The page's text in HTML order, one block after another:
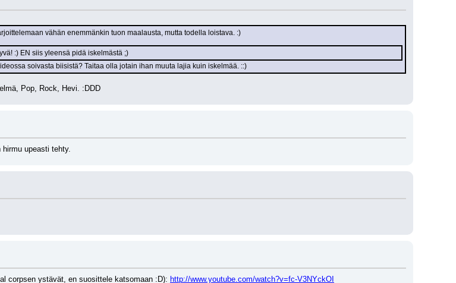
vähän enemmänkin tuon maalausta, mutta todella loistava. :)
:) EN siis yleensä pidä iskelmästä ;)
soivasta biisistä? Taitaa olla jotain ihan muuta lajia kuin iskelmää. ::)
Pop, Rock, Hevi. :DDD
upeasti tehty.
corpsen ystävät, en suosittele katsomaan :D): http://www.youtube.com/watch?v=fc-V3NYckOI